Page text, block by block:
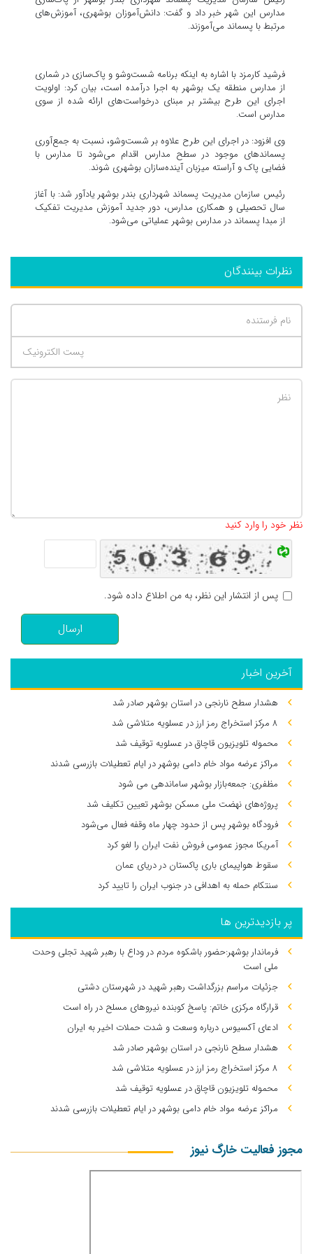
مدارس این شهر خبر داد و گفت: دانش‌آموزان بوشهری، آموزش‌های
مرتبط با پسماند می‌آموزند.
فرشید کارمزد با اشاره به اینکه برنامه شست‌وشو و پاک‌سازی در شماری
از مدارس منطقه یک بوشهر به اجرا درآمده است، بیان کرد: اولویت
اجرای این طرح بیشتر بر مبنای درخواست‌های ارائه شده از سوی
مدارس است.
وی افزود: در اجرای این طرح علاوه بر شست‌وشو، نسبت به جمع‌آوری
پسماندهای موجود در سطح مدارس اقدام می‌شود تا مدارس با
فضایی پاک و آراسته میزبان آینده‌سازان بوشهری شوند.
رئیس سازمان مدیریت پسماند شهرداری بندر بوشهر یادآور شد: با آغاز
سال تحصیلی و همکاری مدارس، دور جدید آموزش مدیریت تفکیک
از مبدا پسماند در مدارس بوشهر عملیاتی می‌شود.
نظرات بینندگان
نظر خود را وارد کنید
پس از انتشار این نظر، به من اطلاع داده شود.
ارسال
آخرین اخبار
هشدار سطح نارنجی در استان بوشهر صادر شد
۸ مرکز استخراج رمز ارز در عسلویه متلاشی شد
محموله تلویزیون قاچاق در عسلویه توقیف شد
مراکز عرضه مواد خام دامی بوشهر در ایام تعطیلات بازرسی شدند
مظفری: جمعه‌بازار بوشهر ساماندهی می‌ شود
پروژه‌های نهضت ملی مسکن بوشهر تعیین تکلیف شد
فرودگاه بوشهر پس از حدود چهار ماه وقفه فعال می‌شود
آمریکا مجوز عمومی فروش نفت ایران را لغو کرد
سقوط هواپیمای باری پاکستان در دریای عمان
سنتکام حمله به اهدافی در جنوب ایران را تایید کرد
پر بازدیدترین ها
فرماندار بوشهر:حضور باشکوه مردم در وداع با رهبر شهید تجلی وحدت
ملی است
جزئیات مراسم بزرگداشت رهبر شهید در شهرستان دشتی
قرارگاه مرکزی خاتم: پاسخ کوبنده نیروهای مسلح در راه است
ادعای آکسیوس درباره وسعت و شدت حملات اخیر به ایران
هشدار سطح نارنجی در استان بوشهر صادر شد
۸ مرکز استخراج رمز ارز در عسلویه متلاشی شد
محموله تلویزیون قاچاق در عسلویه توقیف شد
مراکز عرضه مواد خام دامی بوشهر در ایام تعطیلات بازرسی شدند
مجوز فعالیت خارگ نیوز